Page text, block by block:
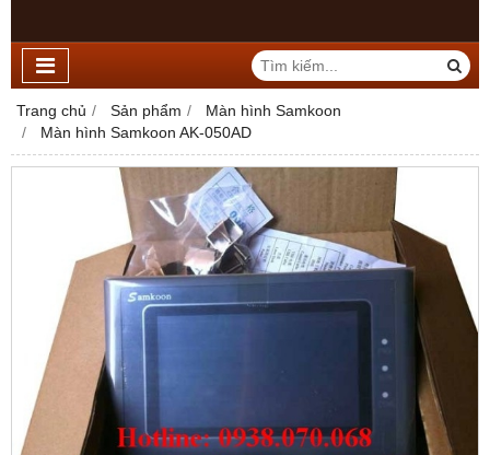
Trang chủ Sản phẩm
Màn hình Samkoon
Màn hình Samkoon AK-050AD